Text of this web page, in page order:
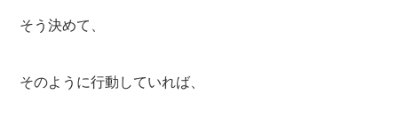
そう決めて、
そのように行動していれば、